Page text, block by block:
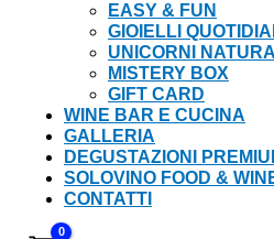
EASY & FUN
GIOIELLI
UNICORNI
MISTERY BOX
GIFT CARD
WINE BAR E CUCINA
GALLERIA
DEGUSTAZIONI
SOLOVINO FOOD &
CONTATTI